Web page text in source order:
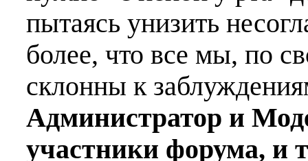
пытаясь унизить
более, что все мы, по
склонны к
Администратор и
участники форума, и